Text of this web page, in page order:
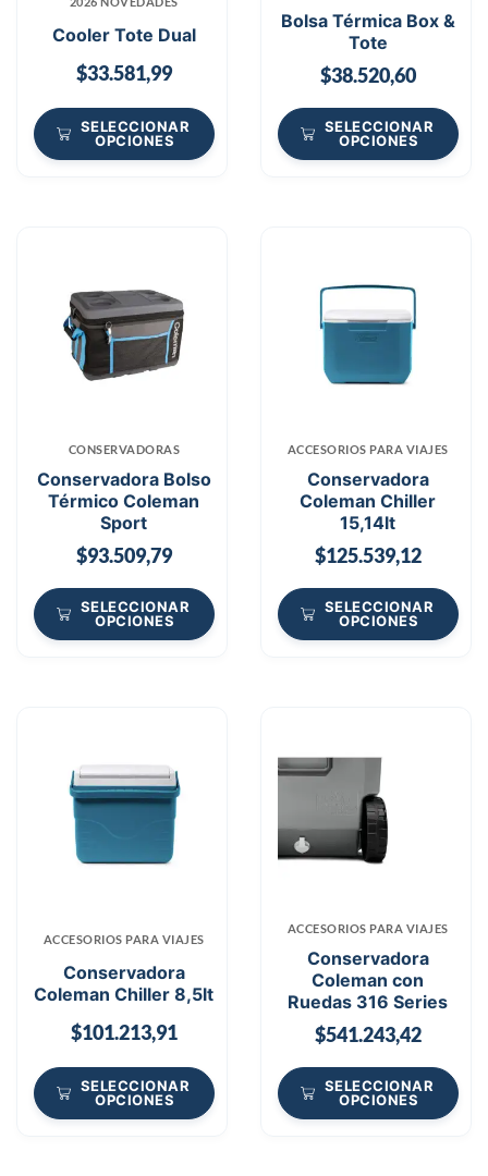
Cooler Tote Dual
$33.581,99
SELECCIONAR
OPCIONES
Bolsa Térmica Box &
Tote
$38.520,60
SELECCIONAR
OPCIONES
CONSERVADORAS
Conservadora Bolso
Térmico Coleman
Sport
$93.509,79
SELECCIONAR
OPCIONES
ACCESORIOS PARA VIAJES
Conservadora
Coleman Chiller
15,14lt
$125.539,12
SELECCIONAR
OPCIONES
ACCESORIOS PARA VIAJES
Conservadora
Coleman Chiller 8,5lt
$101.213,91
SELECCIONAR
OPCIONES
ACCESORIOS PARA VIAJES
Conservadora
Coleman con
Ruedas 316 Series
$541.243,42
SELECCIONAR
OPCIONES